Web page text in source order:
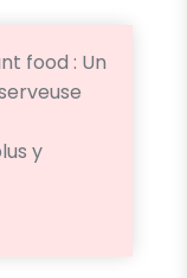
food : Un
y